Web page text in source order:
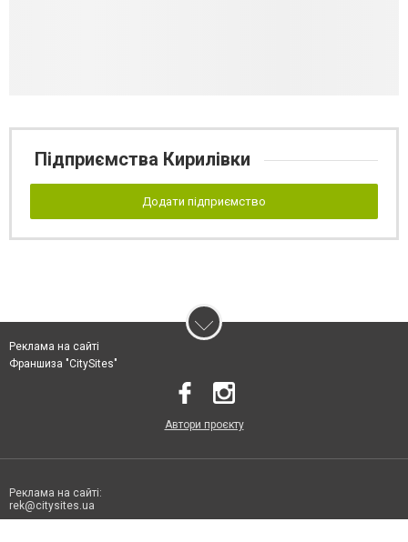
Підприємства Кирилівки
Додати підприємство
Реклама на сайті
Франшиза "CitySites"
Автори проєкту
Реклама на сайті:
rek@citysites.ua